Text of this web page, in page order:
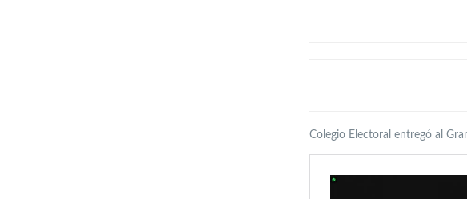
Colegio Electoral entregó al